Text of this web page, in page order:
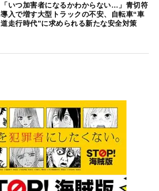
「いつ加害者になるかわからない…」青切符
導入で増す大型トラックの不安、自転車“車
道走行時代”に求められる新たな安全対策